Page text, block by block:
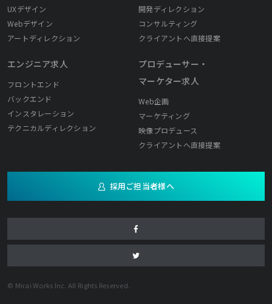
UXデザイン
Webデザイン
アートディレクション
エンジニア求人
フロントエンド
バックエンド
インスタレーション
テクニカルディレクション
開発ディレクション
コンサルティング
クライアントへ直接提案
プロデューサー・
マーケター求人
Web企画
マーケティング
映像プロデュース
クライアントへ直接提案
採用ご担当者様へ
© Mirai Works Inc. All Rights Reserved.